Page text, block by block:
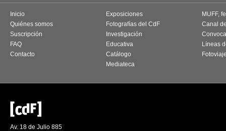
Inicio
Quiénes somos
Suscripción
FAQ
Contacto
Exposiciones
Fotografías del CdF
Investigación
Educativa
Catálogo
Mediateca
MUFF,
Canal
Líneas
Av. 18 de Julio 885